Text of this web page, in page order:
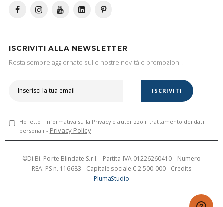
ISCRIVITI ALLA NEWSLETTER
Resta sempre aggiornato sulle nostre novità e promozioni.
Ho letto l'informativa sulla Privacy e autorizzo il trattamento dei dati
personali - Privacy Policy
ISCRIVITI
©Di.Bi. Porte Blindate S.r.l. - Partita IVA 01226260410 - Numero
REA: PS n. 116683 - Capitale sociale € 2.500.000 - Credits
PlumaStudio